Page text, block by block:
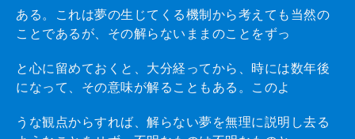
ある。これは夢の生じてくる機制から考えても当然の
ことであるが、その解らないままのことをずっ
と心に留めておくと、大分経ってから、時には数年後
になって、その意味が解ることもある。このよ
うな観点からすれば、解らない夢を無理に説明し去る